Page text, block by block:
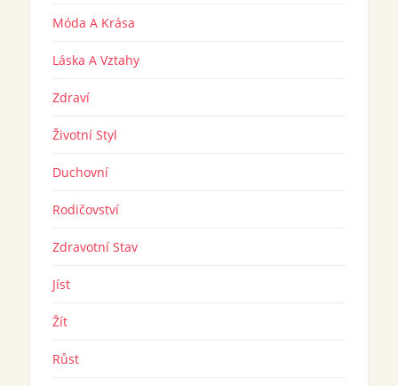
Móda A Krása
Láska A Vztahy
Zdraví
Životní Styl
Duchovní
Rodičovství
Zdravotní Stav
Jíst
Žít
Růst